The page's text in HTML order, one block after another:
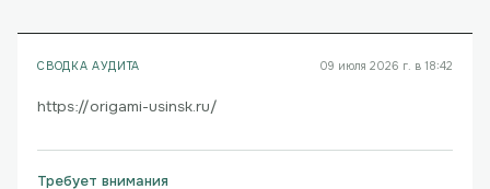
СВОДКА АУДИТА 09 июля 2026 г. в 18:42
https://origami-usinsk.ru/
Требует внимания